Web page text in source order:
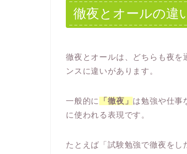
徹夜とオールの違
徹夜とオールは、どちらも夜を
ンスに違いがあります。
一般的に 「徹夜」 は勉強や仕事
に使われる表現です。
たとえば「試験勉強で徹夜を